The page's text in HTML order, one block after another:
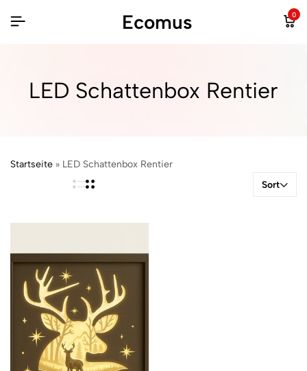
Ecomus 0
LED Schattenbox Rentier
Startseite » LED Schattenbox Rentier
Sort